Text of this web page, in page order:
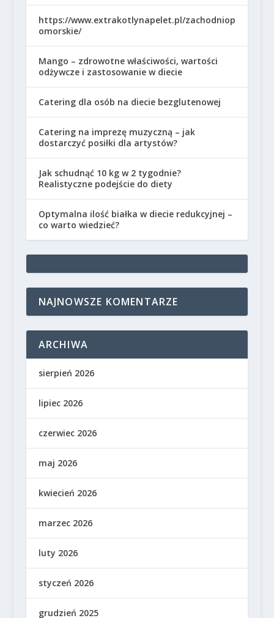
https://www.extrakotlynapelet.pl/zachodniop
omorskie/
Mango – zdrowotne właściwości, wartości
odżywcze i zastosowanie w diecie
Catering dla osób na diecie bezglutenowej
Catering na imprezę muzyczną – jak
dostarczyć posiłki dla artystów?
Jak schudnąć 10 kg w 2 tygodnie?
Realistyczne podejście do diety
Optymalna ilość białka w diecie redukcyjnej –
co warto wiedzieć?
NAJNOWSZE KOMENTARZE
ARCHIWA
sierpień 2026
lipiec 2026
czerwiec 2026
maj 2026
kwiecień 2026
marzec 2026
luty 2026
styczeń 2026
grudzień 2025